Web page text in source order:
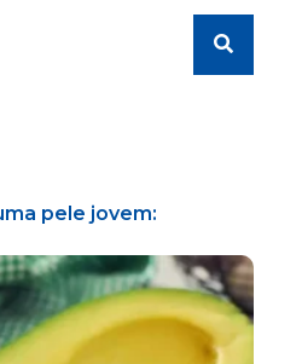
Search
pele jovem: